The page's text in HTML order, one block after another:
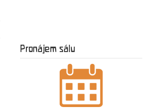
Pronájem sálu